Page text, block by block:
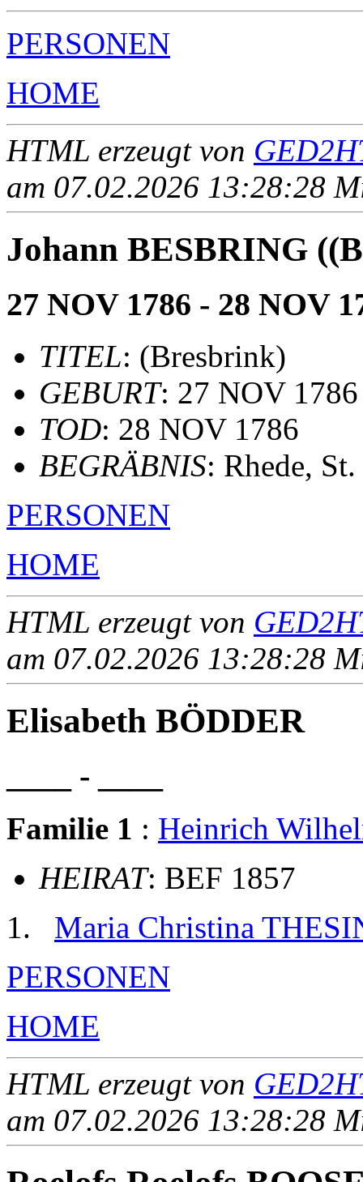
PERSONEN
HOME
HTML erzeugt von
am 07.02.2026 13:28:28
Johann BESBRING
27 NOV 1786 - 28 NOV
TITEL: (Bresbrink)
GEBURT: 27 NOV 1786
TOD: 28 NOV 1786
BEGRÄBNIS: Rhede,
PERSONEN
HOME
HTML erzeugt von
am 07.02.2026 13:28:28
Elisabeth BÖDDER
____ - ____
Familie 1 : Heinrich
HEIRAT: BEF 1857
Maria Christina
PERSONEN
HOME
HTML erzeugt von
am 07.02.2026 13:28:28